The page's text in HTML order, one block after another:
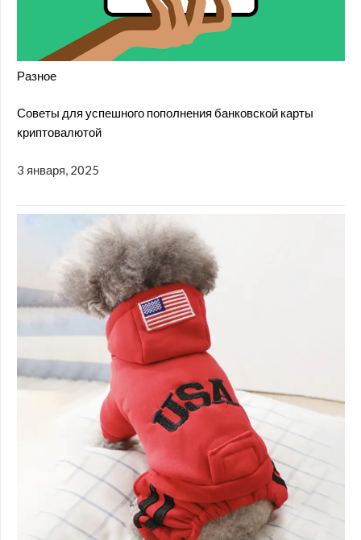
Разное
Советы для успешного пополнения банковской карты
криптовалютой
3 января, 2025